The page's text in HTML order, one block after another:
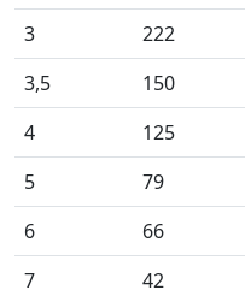
3
222
3,5
150
4
125
5
79
6
66
7
42